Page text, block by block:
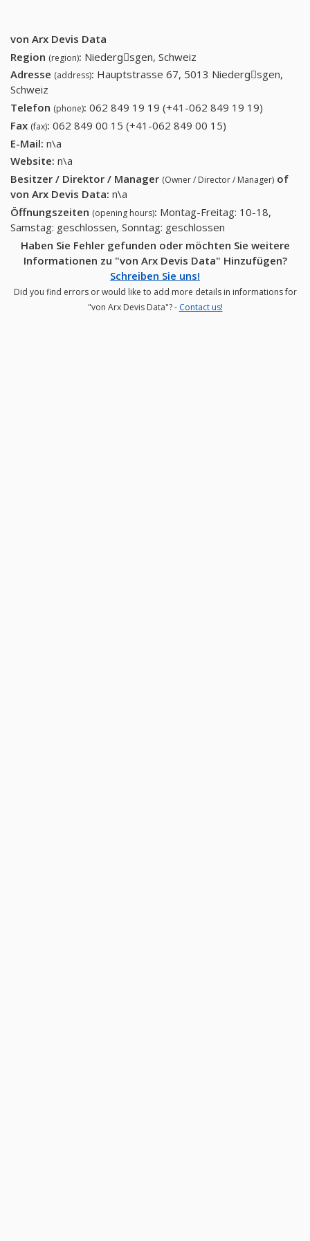
von Arx Devis Data
Region (region): Niedergِsgen, Schweiz
Adresse (address): Hauptstrasse 67, 5013 Niedergِsgen,
Schweiz
Telefon (phone): 062 849 19 19 (+41-062 849 19 19)
Fax (fax): 062 849 00 15 (+41-062 849 00 15)
E-Mail: n\a
Website: n\a
Besitzer / Direktor / Manager (Owner / Director / Manager) of
von Arx Devis Data: n\a
Öffnungszeiten (opening hours): Montag-Freitag: 10-18,
Samstag: geschlossen, Sonntag: geschlossen
Haben Sie Fehler gefunden oder möchten Sie weitere
Informationen zu "von Arx Devis Data" Hinzufügen?
Schreiben Sie uns!
Did you find errors or would like to add more details in informations for
"von Arx Devis Data"? - Contact us!